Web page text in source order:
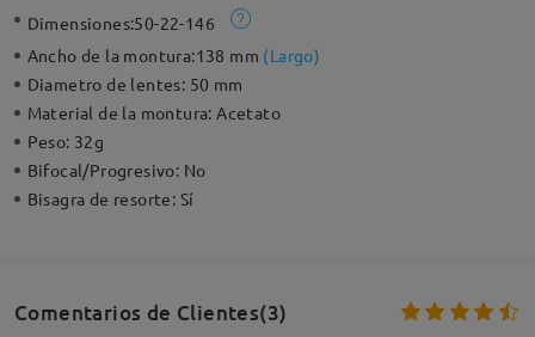
Dimensiones:50-22-146
Ancho de la montura:138 mm (Largo)
Diametro de lentes: 50 mm
Material de la montura:Acetato
Peso: 32g
Bifocal/Progresivo: No
Bisagra de resorte: Sí
Comentarios de Clientes(3)